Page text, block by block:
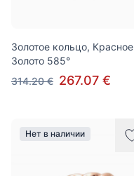
Золотое кольцо, Красное
Золото 585°
314.20 € 267.07 €
Нет в наличии